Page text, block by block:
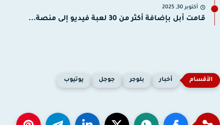
أكتوبر 30, 2025
قامت أبل بإضافة أكثر من 30 لعبة فيديو إلى منصة...
أخبار بلوجر جوجل يوتيوب